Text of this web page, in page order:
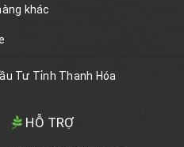
khác
Tư Tỉnh Thanh Hóa
HỖ TRỢ